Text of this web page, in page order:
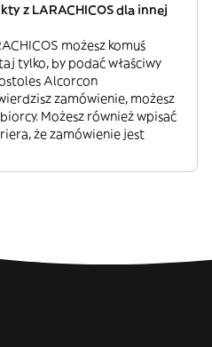
z LARACHICOS dla innej
możesz komuś
tylko, by podać właściwy
Alcorcon
zamówienie, możesz
Możesz również wpisać
że zamówienie jest